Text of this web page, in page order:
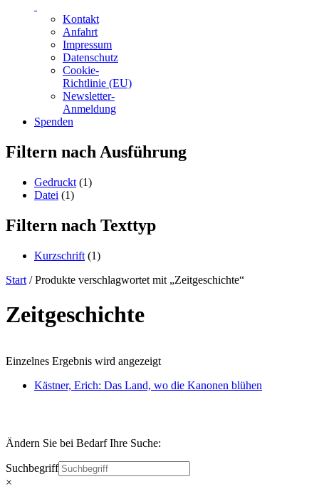
Kontakt
Anfahrt
Impressum
Datenschutz
Cookie-
Richtlinie (EU)
Newsletter-
Anmeldung
Spenden
Skip
to
Filtern nach Ausführung
Gedruckt (1)
Datei (1)
Filtern nach Texttyp
Kurzschrift (1)
Start / Produkte verschlagwortet mit „Zeitgeschichte“
Zeitgeschichte
Einzelnes Ergebnis wird angezeigt
Kästner, Erich: Das Land, wo die Kanonen blühen
Ändern Sie bei Bedarf Ihre Suche:
Suchbegriff
×